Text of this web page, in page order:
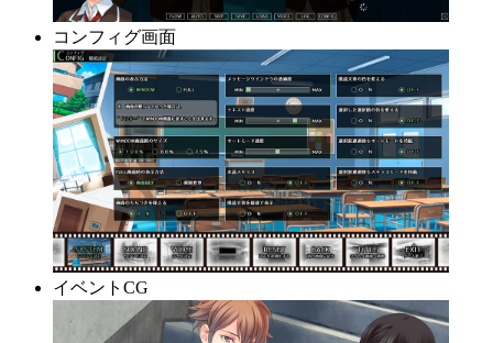
コンフィグ画面
イベントCG